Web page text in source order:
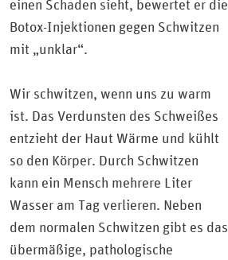
einen Schaden sieht, bewertet er die
Botox-Injektionen gegen Schwitzen
mit „unklar“.
Wir schwitzen, wenn uns zu warm
ist. Das Verdunsten des Schweißes
entzieht der Haut Wärme und kühlt
so den Körper. Durch Schwitzen
kann ein Mensch mehrere Liter
Wasser am Tag verlieren. Neben
dem normalen Schwitzen gibt es das
übermäßige, pathologische